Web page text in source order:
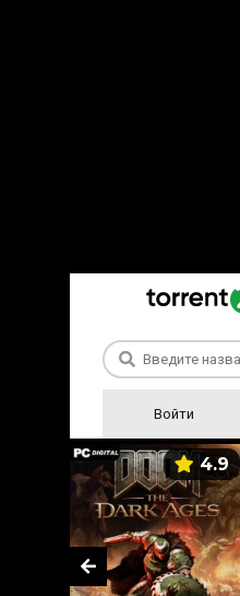
Войти
4.9